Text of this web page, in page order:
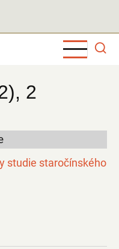
2
studie staročínského